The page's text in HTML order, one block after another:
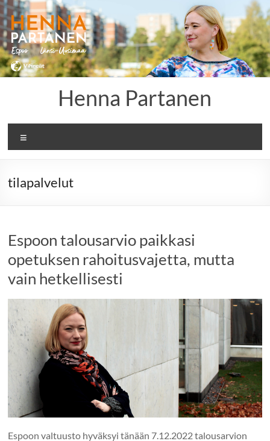
Skip
to
content
Henna Partanen
tilapalvelut
Espoon talousarvio paikkasi
opetuksen rahoitusvajetta, mutta
vain hetkellisesti
Espoon valtuusto hyväksyi tänään 7.12.2022 talousarvion